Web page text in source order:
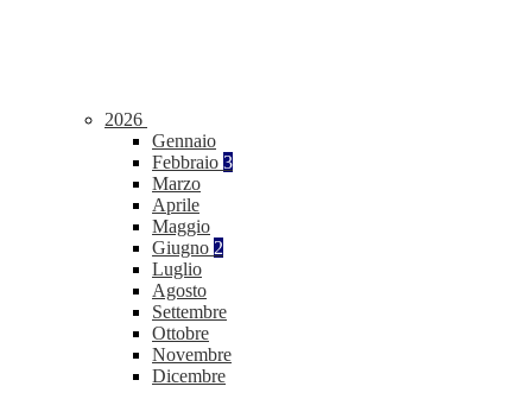
2026
Gennaio
Febbraio 3
Marzo
Aprile
Maggio
Giugno 2
Luglio
Agosto
Settembre
Ottobre
Novembre
Dicembre